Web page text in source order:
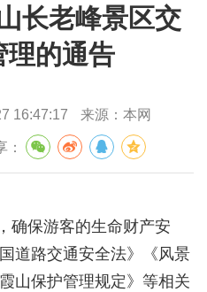
长老峰景区交
理的通告
16:47:17 来源： 本网
：
确保游客的生命财产安
道路交通安全法》《风景
山保护管理规定》等相关